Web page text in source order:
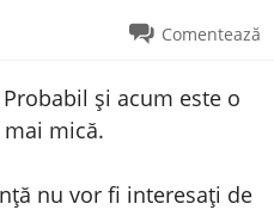
Comentează
și acum este o
mică.
nu vor fi interesați de